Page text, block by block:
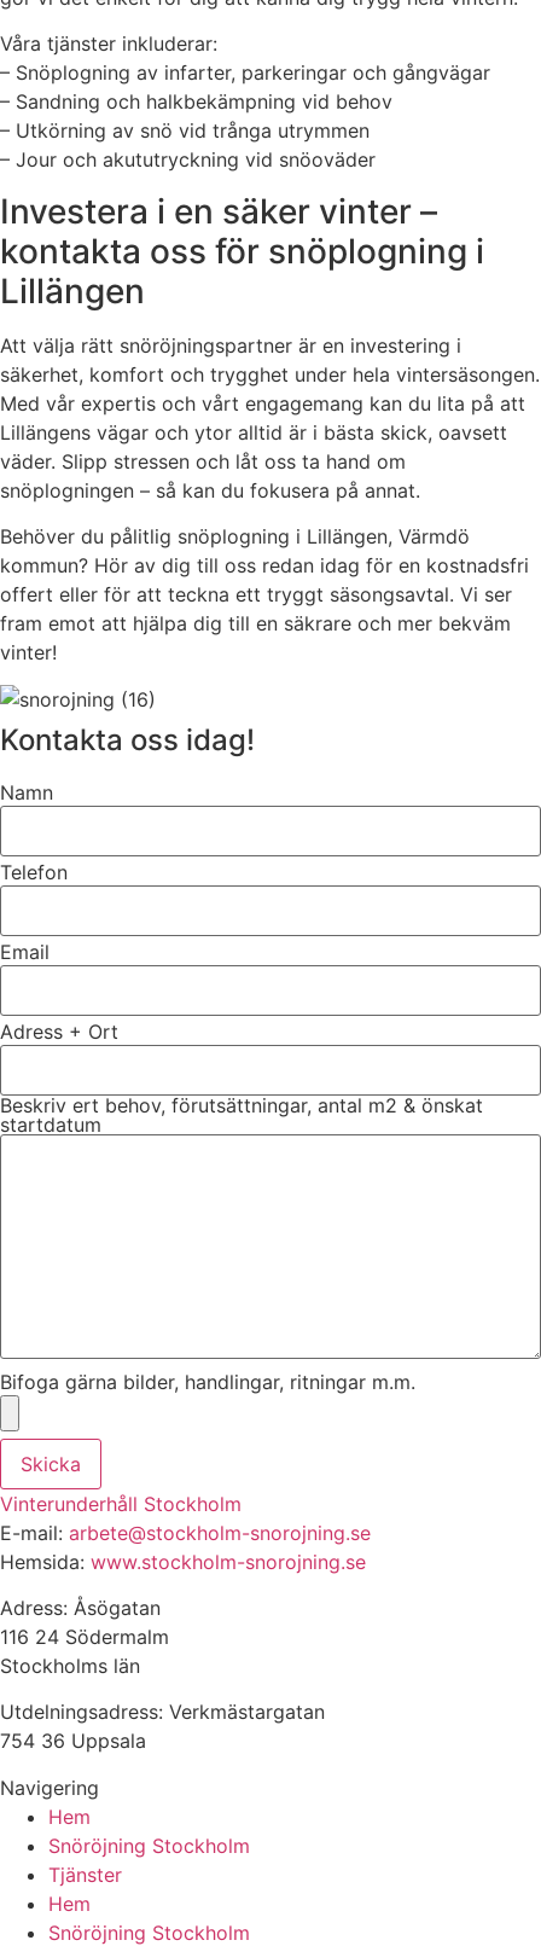
Våra tjänster inkluderar:
– Snöplogning av infarter, parkeringar och gångvägar
– Sandning och halkbekämpning vid behov
– Utkörning av snö vid trånga utrymmen
– Jour och akututryckning vid snöoväder
Investera i en säker vinter –
kontakta oss för snöplogning i
Lillängen
Att välja rätt snöröjningspartner är en investering i
säkerhet, komfort och trygghet under hela vintersäsongen.
Med vår expertis och vårt engagemang kan du lita på att
Lillängens vägar och ytor alltid är i bästa skick, oavsett
väder. Slipp stressen och låt oss ta hand om
snöplogningen – så kan du fokusera på annat.
Behöver du pålitlig snöplogning i Lillängen, Värmdö
kommun? Hör av dig till oss redan idag för en kostnadsfri
offert eller för att teckna ett tryggt säsongsavtal. Vi ser
fram emot att hjälpa dig till en säkrare och mer bekväm
vinter!
Kontakta oss idag!
Namn
Telefon
Email
Adress + Ort
Beskriv ert behov, förutsättningar, antal m2 & önskat
startdatum
Bifoga gärna bilder, handlingar, ritningar m.m.
Skicka
Vinterunderhåll Stockholm
E-mail: arbete@stockholm-snorojning.se
Hemsida: www.stockholm-snorojning.se
Adress: Åsögatan
116 24 Södermalm
Stockholms län
Utdelningsadress: Verkmästargatan
754 36 Uppsala
Navigering
Hem
Snöröjning Stockholm
Tjänster
Hem
Snöröjning Stockholm